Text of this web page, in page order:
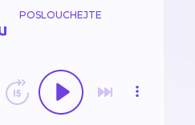
POSLOUCHEJTE